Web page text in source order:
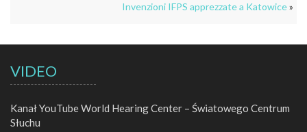
Invenzioni IFPS apprezzate a Katowice»
VIDEO
Kanał YouTube World Hearing Center – Światowego Centrum
Słuchu